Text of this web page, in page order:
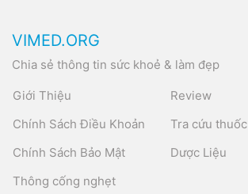
VIMED.ORG
Chia sẻ thông tin sức khoẻ & làm đẹp
Giới Thiệu
Chính Sách Điều Khoản
Chính Sách Bảo Mật
Thông cống nghẹt
Review
Tra cứu thuốc
Dược Liệu